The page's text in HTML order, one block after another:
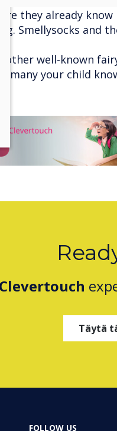
they already
Smellysocks and
other well-known
many your child
Clevertouch
Täytä
FOLLOW US